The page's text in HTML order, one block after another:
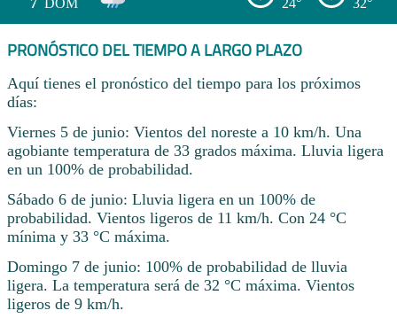
7 DOM 24° 32°
PRONÓSTICO DEL TIEMPO A LARGO PLAZO
Aquí tienes el pronóstico del tiempo para los próximos
días:
Viernes 5 de junio: Vientos del noreste a 10 km/h. Una
agobiante temperatura de 33 grados máxima. Lluvia ligera
en un 100% de probabilidad.
Sábado 6 de junio: Lluvia ligera en un 100% de
probabilidad. Vientos ligeros de 11 km/h. Con 24 °C
mínima y 33 °C máxima.
Domingo 7 de junio: 100% de probabilidad de lluvia
ligera. La temperatura será de 32 °C máxima. Vientos
ligeros de 9 km/h.